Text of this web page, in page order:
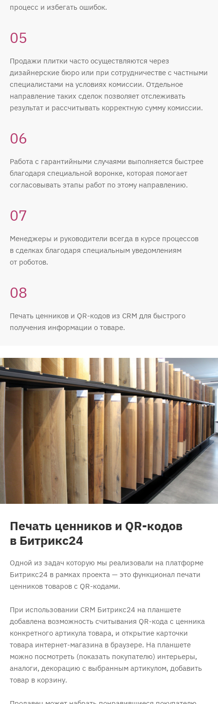
процесс и избегать ошибок.
05
Продажи плитки часто осуществляются через
дизайнерские бюро или при сотрудничестве с частными
специалистами на условиях комиссии. Отдельное
направление таких сделок позволяет отслеживать
результат и рассчитывать корректную сумму комиссии.
06
Работа с гарантийными случаями выполняется быстрее
благодаря специальной воронке, которая помогает
согласовывать этапы работ по этому направлению.
07
Менеджеры и руководители всегда в курсе процессов
в сделках благодаря специальным уведомлениям
от роботов.
08
Печать ценников и QR-кодов из CRM для быстрого
получения информации о товаре.
Печать ценников и QR-кодов
в Битрикс24
Одной из задач которую мы реализовали на платформе
Битрикс24 в рамках проекта — это функционал печати
ценников товаров с QR-кодами.
При использовании CRM Битрикс24 на планшете
добавлена возможность считывания QR-кода с ценника
конкретного артикула товара, и открытие карточки
товара интернет-магазина в браузере. На планшете
можно посмотреть (показать покупателю) интерьеры,
аналоги, декорацию с выбранным артикулом, добавить
товар в корзину.